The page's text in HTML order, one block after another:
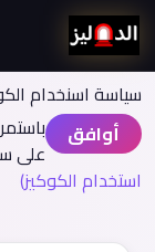
سياسة اسنخدام
أوافق
على
استخدام الكوكيز)